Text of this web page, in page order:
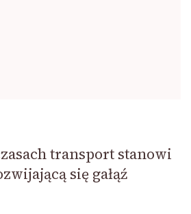
transport stanowi
się gałąź